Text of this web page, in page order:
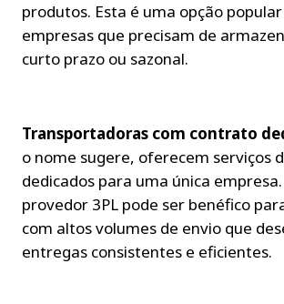
produtos. Esta é uma opção
empresas que precisam de
curto prazo ou sazonal.
Transportadoras com contrato
o nome sugere, oferecem serviços
dedicados para uma única
provedor 3PL pode ser benéfico
com altos volumes de envio que
entregas consistentes e eficientes.